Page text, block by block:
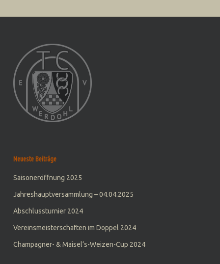
Neueste Beiträge
Saisoneröffnung 2025
Jahreshauptversammlung – 04.04.2025
Abschlussturnier 2024
Vereinsmeisterschaften im Doppel 2024
Champagner- & Maisel‘s-Weizen-Cup 2024